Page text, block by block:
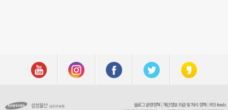
블로그 운영정책|개인정보 취급 및 처리 정책| RSS feeds